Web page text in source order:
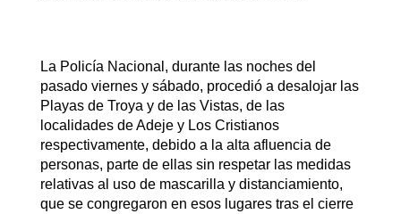
La Policía Nacional, durante las noches del
pasado viernes y sábado, procedió a desalojar las
Playas de Troya y de las Vistas, de las
localidades de Adeje y Los Cristianos
respectivamente, debido a la alta afluencia de
personas, parte de ellas sin respetar las medidas
relativas al uso de mascarilla y distanciamiento,
que se congregaron en esos lugares tras el cierre